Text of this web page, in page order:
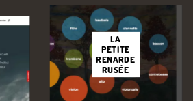
LA
PETITE
RENARDE
RUSÉE